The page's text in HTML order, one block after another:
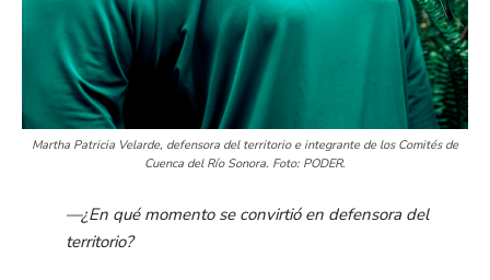
Martha Patricia Velarde, defensora del territorio e integrante de los Comités de
Cuenca del Río Sonora. Foto: PODER.
—¿En qué momento se convirtió en defensora del
territorio?